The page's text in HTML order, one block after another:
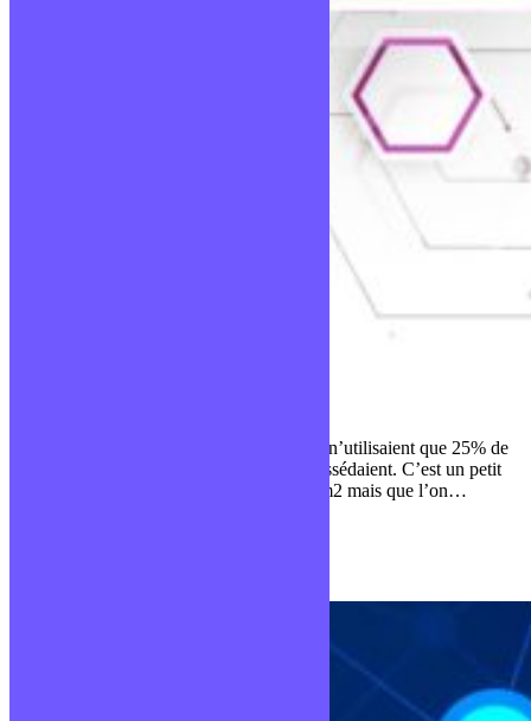
Historiquement, les sociétés informatiques n’utilisaient que 25% de
la charge possible des serveurs qu’elles possédaient. C’est un petit
peu comme si on loué une maison de 100m2 mais que l’on…